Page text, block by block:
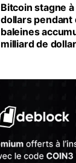
Bitcoin stagne
dollars pendant
baleines
milliard de